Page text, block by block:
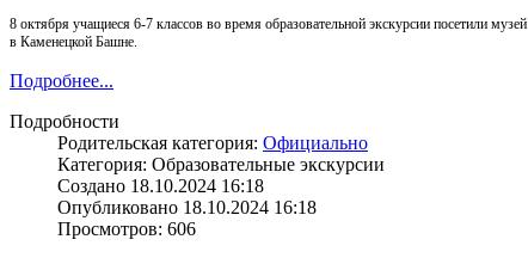
8 октября учащиеся 6-7 классов во время образовательной экскурсии посетили музей
в Каменецкой Башне.
Подробнее...
Подробности
Родительская категория: Официально
Категория: Образовательные экскурсии
Создано 18.10.2024 16:18
Опубликовано 18.10.2024 16:18
Просмотров: 606